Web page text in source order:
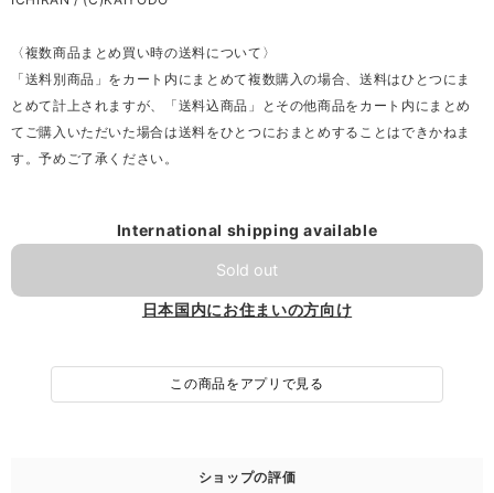
〈複数商品まとめ買い時の送料について〉
「送料別商品」をカート内にまとめて複数購入の場合、送料はひとつにま
とめて計上されますが、「送料込商品」とその他商品をカート内にまとめ
てご購入いただいた場合は送料をひとつにおまとめすることはできかねま
す。予めご了承ください。
International shipping available
Sold out
日本国内にお住まいの方向け
この商品をアプリで見る
ショップの評価